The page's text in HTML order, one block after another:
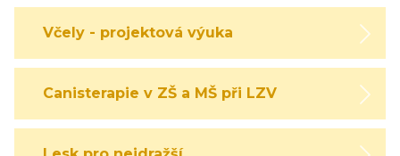
Včely - projektová výuka
Canisterapie v ZŠ a MŠ při LZV